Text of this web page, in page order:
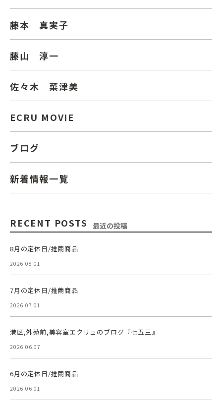
藤本 真実子
藤山 淳一
佐々木 菜津美
ECRU MOVIE
ブログ
新着情報一覧
RECENT POSTS 最近の投稿
8月の定休日/推薦商品
2026.08.01
7月の定休日/推薦商品
2026.07.01
港区,外苑前,美容室エクリュのブログ『七五三』
2026.06.07
6月の定休日/推薦商品
2026.06.01